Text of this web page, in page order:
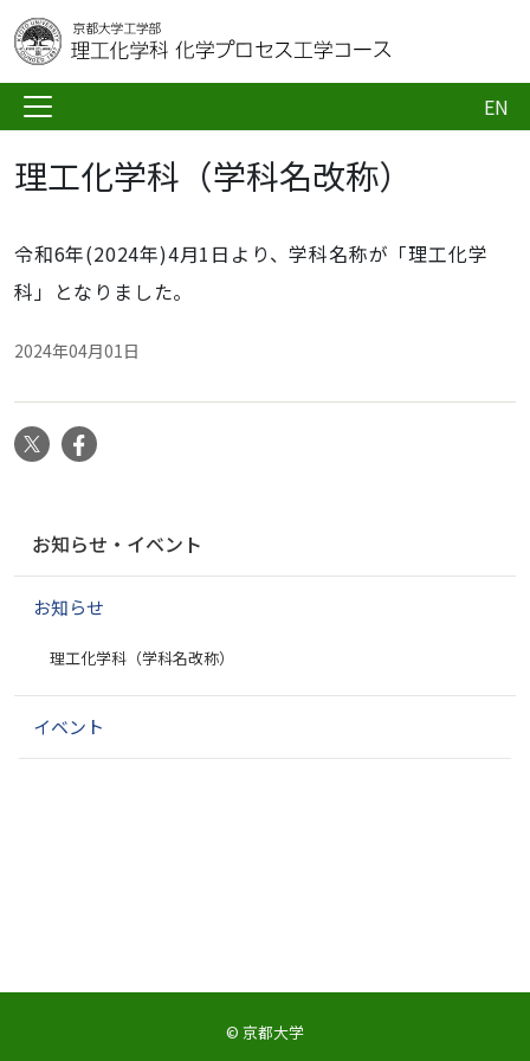
EN
理工化学科（学科名改称）
令和6年(2024年)4月1日より、学科名称が「理工化学
科」となりました。
2024年04月01日
X
ゲ
ン
お知らせ・イベント
お知らせ
理工化学科（学科名改称）
イベント
© 京都大学